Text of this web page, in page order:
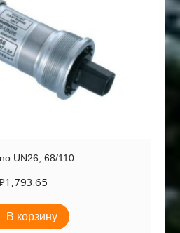
UN26, 68/110
1,793.65
В корзину